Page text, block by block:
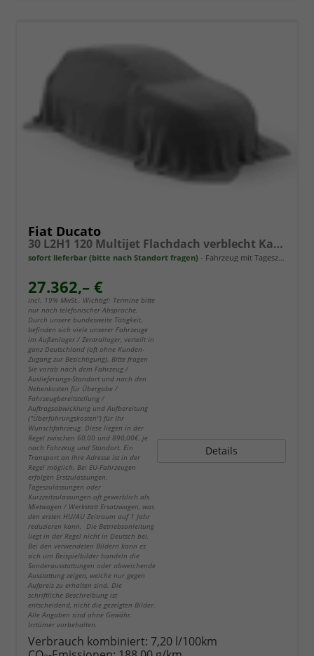
Fiat Ducato
30 L2H1 120 Multijet Flachdach verblecht Kastenwagen 3T Diesel MT
sofort lieferbar (bitte nach Standort fragen) Fahrzeug mit Tageszulassung
27.362,– €
incl. 19% MwSt.. Wichtig!: Termine bitte
nur nach telefonischer Absprache.
Durch unsere bundesweite Tätigkeit,
befinden sich viele unserer Fahrzeuge
im Außenlager / Zentrallager, verteilt in
ganz Deutschland (oft ohne Kunden-
Zugang zur Besichtigung). Bitte fragen
Sie vorab nach dem Fahrzeug /
Auslieferungs-Standort und nach den
Nebenkosten für Übergabe /
Fahrzeugbereitstellung /
Auftragsabwicklung und Aufbereitung
("Überführungskosten") für Ihr
Wunschfahrzeug. Diese liegen in der
Regel zwischen 60,00 und 890,00€, je
nach Fahrzeug und Standort. Ein
Transport an Ihre Adresse ist in der
Regel möglich. Bei EU-Fahrzeugen
erfolgen Erstzulassungen,
Tageszulassungen oder
Kurzzeitzulassungen oft gewerblich als
Mietwagen / Werkstatt Ersatzwagen, was
den ersten HU/AU Zeitraum auf 1 Jahr
reduzieren kann. Die Betriebsanleitung
liegt in der Regel nicht in Deutsch bei.
Bei den verwendeten Bildern kann es
sich um Beispielbilder handeln die
Sonderausstattungen oder abweichende
Ausstattung zeigen, welche nur gegen
Aufpreis zu erhalten sind. Die
schriftliche Beschreibung ist
entscheidend, nicht die gezeigten Bilder.
Alle Angaben sind ohne Gewähr.
Irrtümer vorbehalten.
Details
Verbrauch kombiniert: 7,20 l/100km